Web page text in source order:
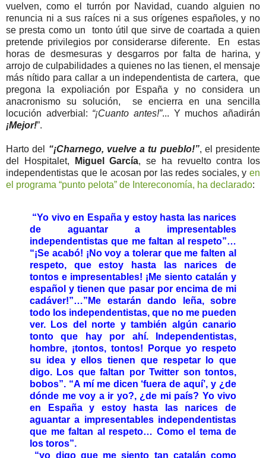
vuelven, como el turrón por Navidad, cuando alguien no
renuncia ni a sus raíces ni a sus orígenes españoles, y no
se presta como un tonto útil que sirve de coartada a quien
pretende privilegios por considerarse diferente. En estas
horas de desmesuras y desgarros por falta de harina, y
arrojo de culpabilidades a quienes no las tienen, el mensaje
más nítido para callar a un independentista de cartera, que
pregona la expoliación por España y no considera un
anacronismo su solución, se encierra en una sencilla
locución adverbial: “¡Cuanto antes!”... Y muchos añadirán
¡Mejor!”.
Harto del “¡Charnego, vuelve a tu pueblo!”, el presidente
del Hospitalet,
Miguel García, se ha revuelto contra los
independentistas que le acosan por las redes sociales, y en
el programa “punto pelota” de Intereconomía, ha declarado:
“Yo vivo en España y estoy hasta las narices
de aguantar a impresentables
independentistas que me faltan al respeto”…
“¡Se acabó! ¡No voy a tolerar que me falten al
respeto, que estoy hasta las narices de
tontos e impresentables! ¡Me siento catalán y
español y tienen que pasar por encima de mi
cadáver!”…”Me estarán dando leña, sobre
todo los independentistas, que no me pueden
ver. Los del norte y también algún canario
tonto que hay por ahí. Independentistas,
hombre, ¡tontos, tontos! Porque yo respeto
su idea y ellos tienen que respetar lo que
digo. Los que faltan por Twitter son tontos,
bobos”. “A mí me dicen ‘fuera de aquí’, y ¿de
dónde me voy a ir yo?, ¿de mi país? Yo vivo
en España y estoy hasta las narices de
aguantar a impresentables independentistas
que me faltan al respeto… Como el tema de
los toros”.
“yo digo que me siento tan catalán como